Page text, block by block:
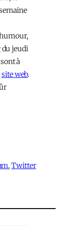
du jeudi
à
site web.
,Twitter